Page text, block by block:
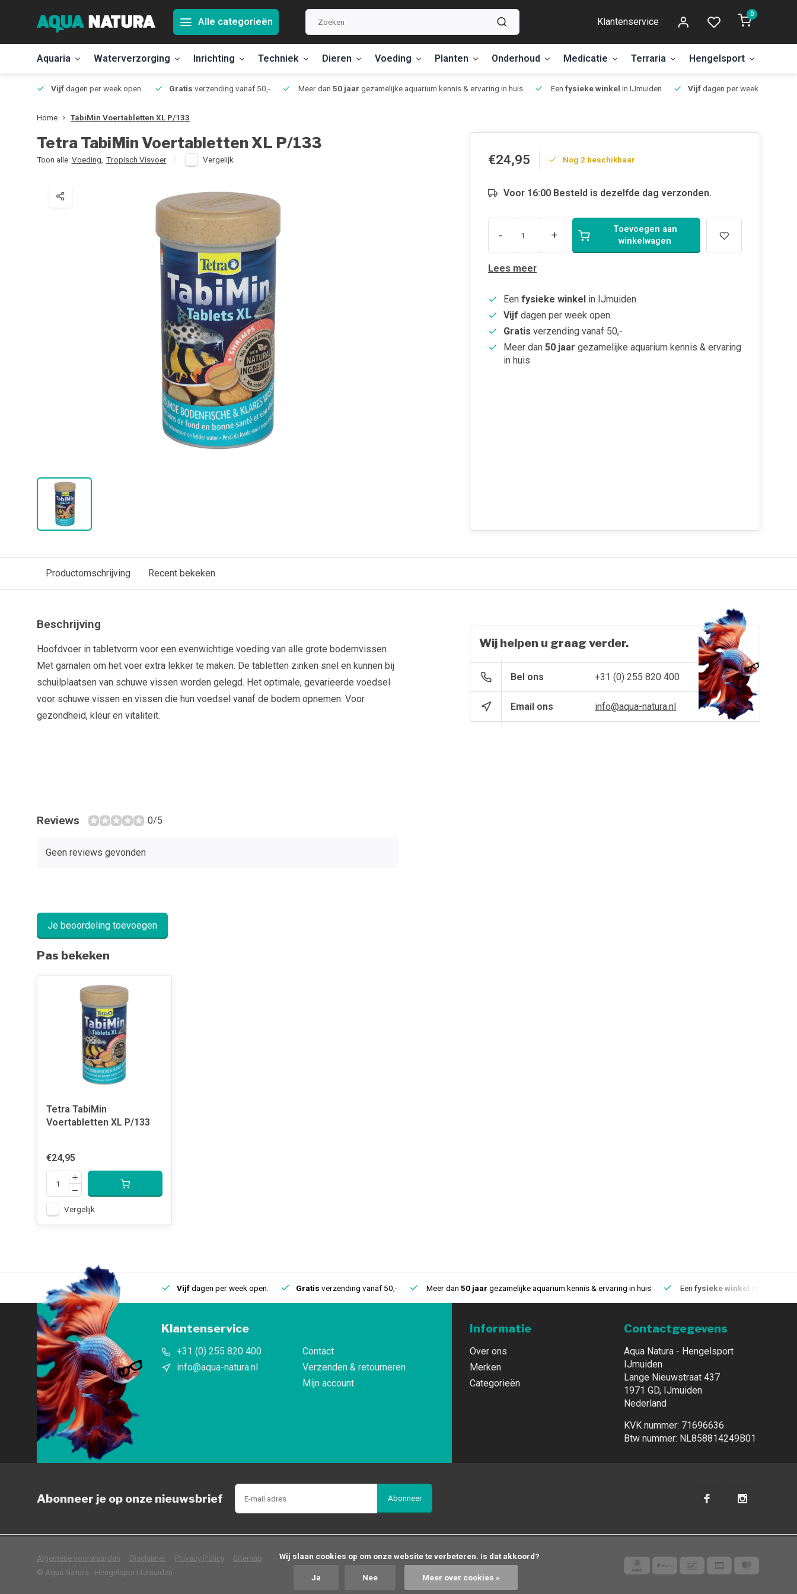
Alle categorieën Klantenservice
0
Aquaria Waterverzorging Inrichting Techniek Dieren Voeding Planten Onderhoud Medicatie Terraria Hengelsport
Vijfdagen per week open. Gratis verzending vanaf 50,- Meer dan 50 jaar gezamelijke aquarium kennis & ervaring in huis Een fysieke winkel in IJmuiden Vijfdagen per week open.
Home TabiMin Voertabletten XL P/133
Tetra TabiMin Voertabletten XL P/133
Toon alle: Voeding Tropisch Visvoer Vergelijk €24,95 Nog 2 beschikbaar
Voor 16:00 Besteld is dezelfde dag verzonden.
- +
Toevoegen aan
winkelwagen
Lees meer
Een fysieke winkel in IJmuiden
Vijf dagen per week open.
Gratis verzending vanaf 50,-
Meer dan 50 jaar gezamelijke aquarium kennis & ervaring
in huis
Productomschrijving Recent bekeken
Beschrijving
Hoofdvoer in tabletvorm voor een evenwichtige voeding van alle grote bodemvissen.
Met garnalen om het voer extra lekker te maken. De tabletten zinken snel en kunnen bij
schuilplaatsen van schuwe vissen worden gelegd. Het optimale, gevarieerde voedsel
voor schuwe vissen en vissen die hun voedsel vanaf de bodem opnemen. Voor
gezondheid, kleur en vitaliteit.
Reviews 0/5
Geen reviews gevonden
Je beoordeling toevoegen
Wij helpen u graag verder.
Bel ons +31 (0) 255 820 400
Email ons info@aqua-natura.nl
Pas bekeken
Tetra TabiMin
Voertabletten XL P/133
€24,95
Vergelijk
Eenfysieke winkelin IJmuiden Vijfdagen per week open. Gratis verzending vanaf 50,- Meer dan 50 jaar gezamelijke aquarium kennis & ervaring in huis Een fysieke winkel
Klantenservice
+31 (0) 255 820 400
info@aqua-natura.nl
Contact
Verzenden & retourneren
Mijn account
Informatie
Over ons
Merken
Categorieën
Contactgegevens
Aqua Natura - Hengelsport
IJmuiden
Lange Nieuwstraat 437
1971 GD, IJmuiden
Nederland
KVK nummer: 71696636
Btw nummer: NL858814249B01
Abonneer je op onze nieuwsbrief Abonneer
Algemene voorwaarden Disclaimer Privacy Policy
Sitemap
© Aqua Natura - Hengelsport IJmuiden
            Wij slaan cookies op om onze website te verbeteren. Is dat akkoord?
Ja Nee Meer over cookies »